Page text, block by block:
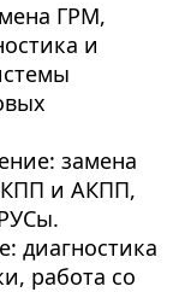
ГРМ,
и
замена
и АКПП,
диагностика
работа со